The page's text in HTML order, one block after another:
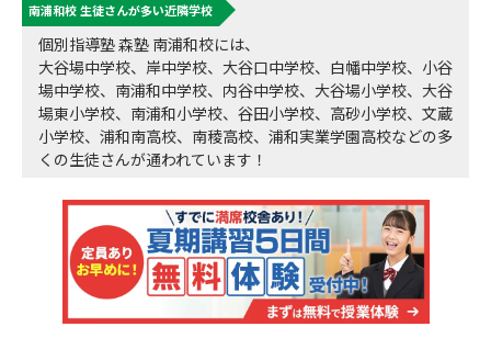
数字でなるほど！森塾
動画でわかる！森塾
森塾のお得なキャンペーン・割引制度
授業料等お問合わせはこちら
校舎一覧
南浦和校 生徒さんが多い近隣学校
個別指導塾 森塾 南浦和校には、
大谷場中学校、岸中学校、大谷口中学校、白幡中学校、小谷
場中学校、南浦和中学校、内谷中学校、大谷場小学校、大谷
場東小学校、南浦和小学校、谷田小学校、高砂小学校、文蔵
小学校、浦和南高校、南稜高校、浦和実業学園高校などの多
くの生徒さんが通われています！